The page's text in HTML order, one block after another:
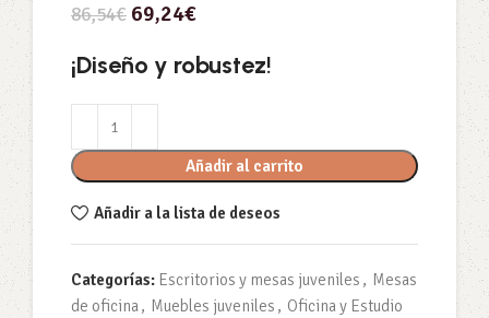
86,54€ 69,24€
¡Diseño y robustez!
Añadir al carrito
Añadir a la lista de deseos
Categorías: Escritorios y mesas juveniles , Mesas
de oficina, Muebles juveniles , Oficina y Estudio